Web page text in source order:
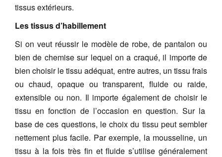
tissus extérieurs.
Les tissus d’habillement
Si on veut réussir le modèle de robe, de pantalon ou
bien de chemise sur lequel on a craqué, il importe de
bien choisir le tissu adéquat, entre autres, un tissu frais
ou chaud, opaque ou transparent, fluide ou raide,
extensible ou non. Il importe également de choisir le
tissu en fonction de l’occasion en question. Sur la
base de ces questions, le choix du tissu peut sembler
nettement plus facile. Par exemple, la mousseline, un
tissu à la fois très fin et fluide s’utilise généralement